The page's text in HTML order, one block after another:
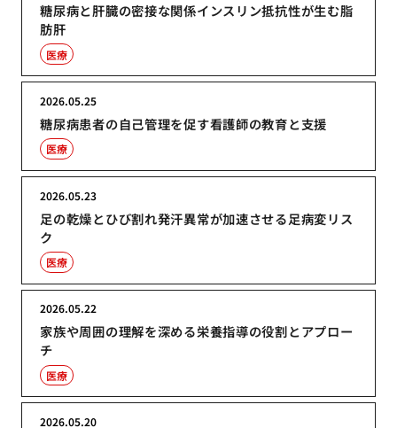
糖尿病と肝臓の密接な関係インスリン抵抗性が生む脂
肪肝
医療
糖尿病患者の自己管理を促す看護師の教育と支援
2026.05.25
医療
足の乾燥とひび割れ発汗異常が加速させる足病変リス
ク
2026.05.23
医療
家族や周囲の理解を深める栄養指導の役割とアプロー
チ
2026.05.22
医療
2026.05.20